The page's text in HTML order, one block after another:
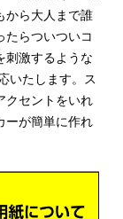
から大人まで誰
たらついついコ
刺激するような
いたします。ス
クセントをいれ
ーが簡単に作れ